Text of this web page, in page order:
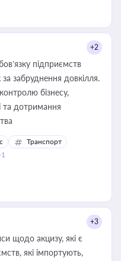
+2
підприємств
забруднення довкілля.
бізнесу,
та дотримання
Транспорт
+3
щодо акцизу, які є
які імпортують,